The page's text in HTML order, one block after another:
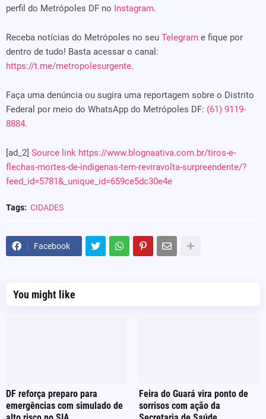
perfil do Metrópoles DF no Instagram.
Receba notícias do Metrópoles no seu Telegram e fique por
dentro de tudo! Basta acessar o canal:
https://t.me/metropolesurgente.
Faça uma denúncia ou sugira uma reportagem sobre o Distrito
Federal por meio do WhatsApp do Metrópoles DF: (61) 9119-
8884.
[ad_2] Source link https://www.blognaativa.com.br/tiros-e-
flechas-mortes-de-indigenas-tem-reviravolta-surpreendente/?
feed_id=5781&_unique_id=659ce5dc30e4e
Tags: CIDADES
Facebook
You might like
DF reforça preparo para
emergências com simulado de
Feira do Guará vira ponto de
sorrisos com ação da